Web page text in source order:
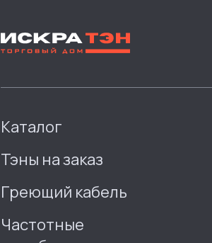
Каталог
Тэны на заказ
Греющий кабель
Частотные